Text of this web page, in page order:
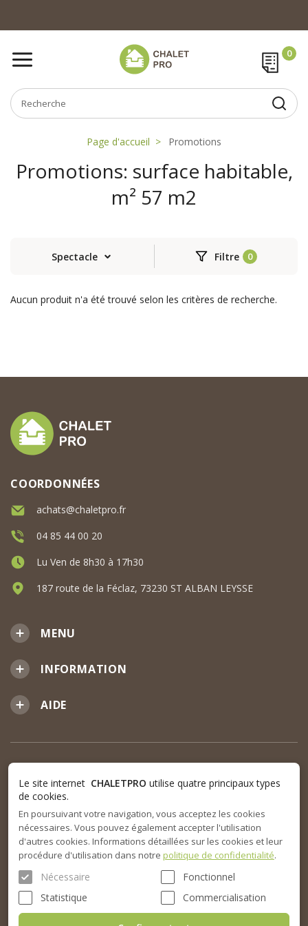
Page d'accueil Promotions
Promotions: surface habitable,
m² 57 m2
Spectacle Filtre
Aucun produit n'a été trouvé selon les critères de recherche.
MENU
INFORMATION
AIDE
COORDONNÉES
achats@chaletpro.fr
04 85 44 00 20
Lu Ven de 8h30 à 17h30
187 route de la Féclaz, 73230 ST ALBAN LEYSSE
Le site internet CHALETPRO utilise quatre principaux types
de cookies.
En poursuivant votre navigation, vous acceptez les cookies
nécessaires. Vous pouvez également accepter l'utilisation
d'autres cookies. Informations détaillées sur les cookies et leur
procédure d'utilisation dans notre politique de confidentialité.
Nécessaire
Fonctionnel
Statistique
Commercialisation